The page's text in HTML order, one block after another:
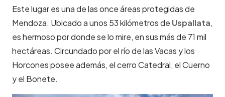
Este lugar es una de las once áreas protegidas de
Mendoza. Ubicado a unos 53 kilómetros de Uspallata,
es hermoso por donde se lo mire, en sus más de 71 mil
hectáreas. Circundado por el río de las Vacas y los
Horcones posee además, el cerro Catedral, el Cuerno
y el Bonete.